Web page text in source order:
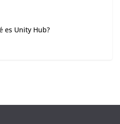
es Unity Hub?